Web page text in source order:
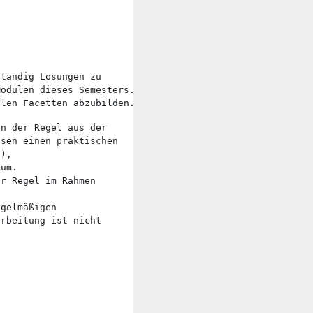
dieses Semesters.
Facetten abzubilden.
der Regel aus der
einen praktischen
im Rahmen
ist nicht